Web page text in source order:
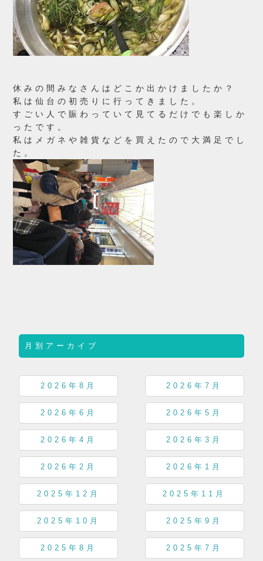
休みの間みなさんはどこか出かけましたか？
私は仙台の初売りに行ってきました。
すごい人で賑わっていて見てるだけでも楽しか
ったです。
私はメガネや雑貨などを買えたので大満足でし
た。
月別アーカイブ
2026年8月 2026年7月
2026年6月 2026年5月
2026年4月 2026年3月
2026年2月 2026年1月
2025年12月 2025年11月
2025年10月 2025年9月
2025年8月 2025年7月